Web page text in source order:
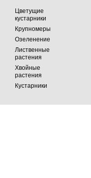
Цветущие
кустарники
Крупномеры
Озеленение
Лиственные
растения
Хвойные
растения
Кустарники